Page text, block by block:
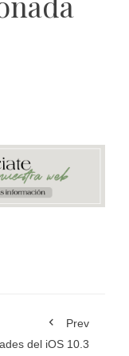
Prev
del iOS 10.3